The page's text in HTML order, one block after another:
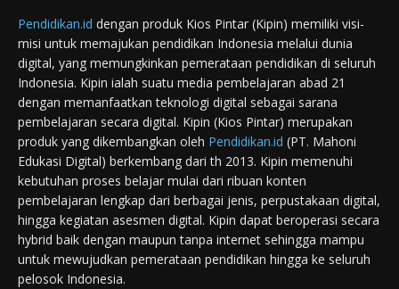
Pendidikan.id dengan produk Kios Pintar (Kipin) memiliki visi-
misi untuk memajukan pendidikan Indonesia melalui dunia
digital, yang memungkinkan pemerataan pendidikan di seluruh
Indonesia. Kipin ialah suatu media pembelajaran abad 21
dengan memanfaatkan teknologi digital sebagai sarana
pembelajaran secara digital. Kipin (Kios Pintar) merupakan
produk yang dikembangkan oleh Pendidikan.id (PT. Mahoni
Edukasi Digital) berkembang dari th 2013. Kipin memenuhi
kebutuhan proses belajar mulai dari ribuan konten
pembelajaran lengkap dari berbagai jenis, perpustakaan digital,
hingga kegiatan asesmen digital. Kipin dapat beroperasi secara
hybrid baik dengan maupun tanpa internet sehingga mampu
untuk mewujudkan pemerataan pendidikan hingga ke seluruh
pelosok Indonesia.